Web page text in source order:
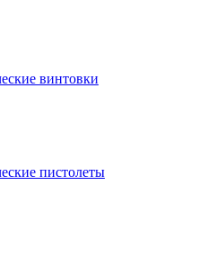
винтовки
пистолеты